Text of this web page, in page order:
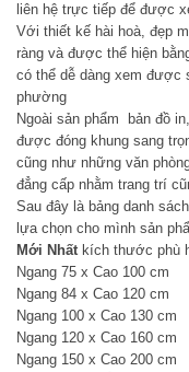
liên hệ trực tiếp để được
Với thiết kế hài hoà, đẹp
ràng và được thể hiện
có thể dễ dàng xem được
phường
Ngoài sản phẩm bản đồ
được đóng khung sang
cũng như những văn
đẳng cấp nhằm trang trí
Sau đây là bảng danh
lựa chọn cho mình sản
Mới Nhấtkích thước phù
Ngang 75 x Cao 100 cm
Ngang 84 x Cao 120 cm
Ngang 100 x Cao 130 cm
Ngang 120 x Cao 160 cm
Ngang 150 x Cao 200 cm